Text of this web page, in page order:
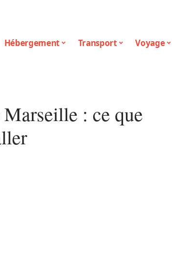
Hébergement Transport Voyage
: ce que